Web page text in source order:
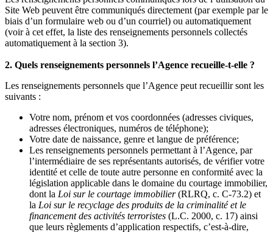
Site Web peuvent être communiqués directement (par exemple par le
biais d’un formulaire web ou d’un courriel) ou automatiquement
(voir à cet effet, la liste des renseignements personnels collectés
automatiquement à la section 3).
2. Quels renseignements personnels l’Agence recueille-t-elle ?
Les renseignements personnels que l’Agence peut recueillir sont les
suivants :
Votre nom, prénom et vos coordonnées (adresses civiques,
adresses électroniques, numéros de téléphone);
Votre date de naissance, genre et langue de préférence;
Les renseignements personnels permettant à l’Agence, par
l’intermédiaire de ses représentants autorisés, de vérifier votre
identité et celle de toute autre personne en conformité avec la
législation applicable dans le domaine du courtage immobilier,
dont la Loi sur le courtage immobilier(RLRQ, c. C-73.2) et
la Loi sur le recyclage des produits de la criminalité et le
financement des activités terroristes (L.C. 2000, c. 17) ainsi
que leurs règlements d’application respectifs, c’est-à-dire,